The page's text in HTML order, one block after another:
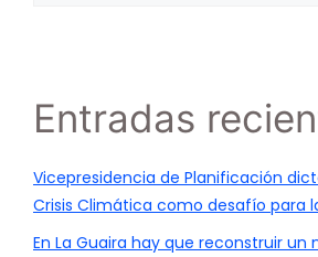
Entradas
Vicepresidencia de Planificación
Crisis Climática como desafío para
En La Guaira hay que reconstruir